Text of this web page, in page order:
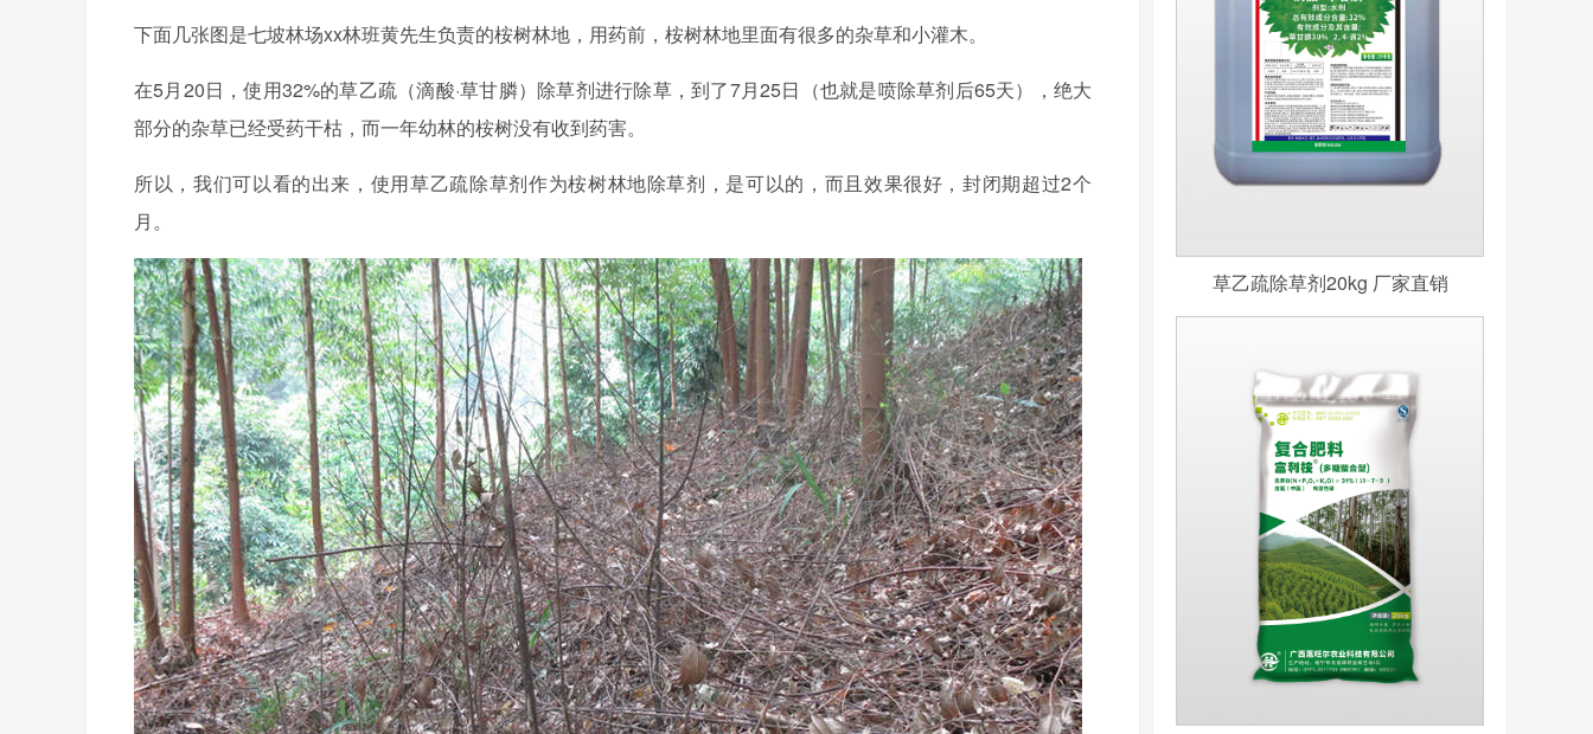
下面几张图是七坡林场xx林班黄先生负责的桉树林地，用药前，桉树林地里面有很多的杂草和小灌木。
在5月20日，使用32%的草乙疏（滴酸·草甘膦）除草剂进行除草，到了7月25日（也就是喷除草剂后65天），绝大
部分的杂草已经受药干枯，而一年幼林的桉树没有收到药害。
所以，我们可以看的出来，使用草乙疏除草剂作为桉树林地除草剂，是可以的，而且效果很好，封闭期超过2个
月。
草乙疏除草剂20kg 厂家直销